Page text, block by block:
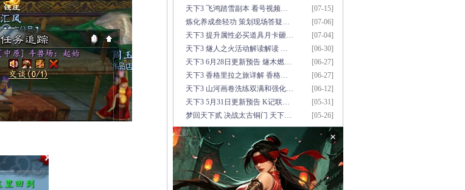
[07-15]
天下3 飞鸿踏雪副本 看号视频…
[07-06]
炼化养成叁轻功 策划现场答疑…
[07-04]
天下3 提升属性必买道具月卡砸…
[06-30]
天下3 燧人之火活动解读解读 …
[06-27]
天下3 6月28日更新预告 燧木燃…
[06-27]
天下3 香格里拉之旅详解 香格…
[06-12]
天下3 山河画卷洗练双满和强化…
[05-31]
天下3 5月31日更新预告 K记联…
[05-26]
梦回天下贰 决战太古铜门 天下…
×